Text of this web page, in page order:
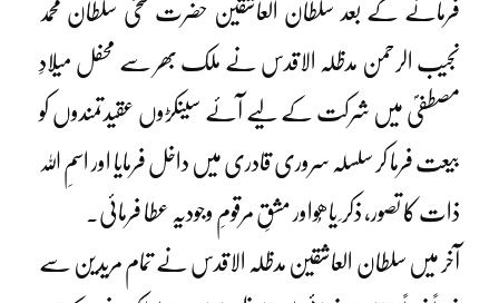
فرمانے کے بعد سلطان العاشقین حضرت سخی سلطان محمد
نجیب الرحمن مدظلہ الاقدس نے ملک بھر سے محفل میلادِ
مصطفیؐ میں شرکت کے لیے آئے سینکڑوں عقیدتمندوں کو
بیعت فرما کر سلسلہ سروری قادری میں داخل فرمایا اور اسمِ اللہ
ذات کا تصور، ذکر ِ یاھُواور مشقِ مرقومِ وجودیہ عطا فرمائی۔
آخر میں سلطان العاشقین مدظلہ الاقدس نے تمام مریدین سے